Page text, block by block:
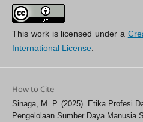
This work is licensed under a
International License.
How to Cite
Sinaga, M. P. (2025). Etika Profesi
Pengelolaan Sumber Daya Manusia